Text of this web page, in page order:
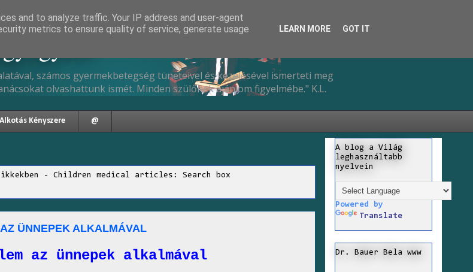
számos gyermekbetegség tüneteivel és kezelésével ismerteti meg
olvashattunk ismét. Minden szülőnek ajánlom figyelmébe." K.L.
Kényszere @
- Children medical articles: Search box
ÜNNEPEK ALKALMÁVAL
az ünnepek alkalmával
A blog a Világ
leghasználtabb
nyelvein
Powered by
Translate
Dr. Bauer Bela www
and to analyze traffic. Your IP address and user-agent
metrics to ensure quality of service, generate usage
LEARN MORE GOT IT